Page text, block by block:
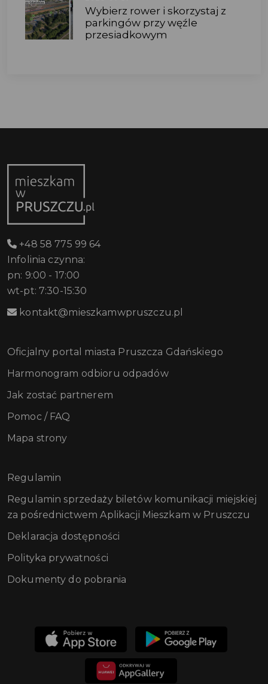
Wybierz rower i skorzystaj z
parkingów przy węźle
przesiadkowym
+48 58 775 99 64
Infolinia czynna:
pn: 9:00 - 17:00
wt-pt: 7:30-15:30
kontakt@mieszkamwpruszczu.pl
Oficjalny portal miasta Pruszcza Gdańskiego
Harmonogram odbioru odpadów
Jak zostać partnerem
Pomoc / FAQ
Mapa strony
Regulamin
Regulamin sprzedaży biletów komunikacji miejskiej
za pośrednictwem Aplikacji Mieszkam w Pruszczu
Deklaracja dostępności
Polityka prywatności
Dokumenty do pobrania